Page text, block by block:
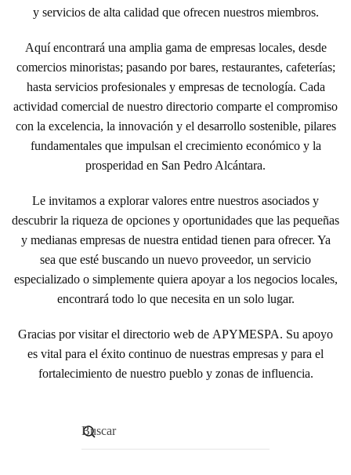
y servicios de alta calidad que ofrecen nuestros miembros.
Aquí encontrará una amplia gama de empresas locales, desde
comercios minoristas; pasando por bares, restaurantes, cafeterías;
hasta servicios profesionales y empresas de tecnología. Cada
actividad comercial de nuestro directorio comparte el compromiso
con la excelencia, la innovación y el desarrollo sostenible, pilares
fundamentales que impulsan el crecimiento económico y la
prosperidad en San Pedro Alcántara.
Le invitamos a explorar valores entre nuestros asociados y
descubrir la riqueza de opciones y oportunidades que las pequeñas
y medianas empresas de nuestra entidad tienen para ofrecer. Ya
sea que esté buscando un nuevo proveedor, un servicio
especializado o simplemente quiera apoyar a los negocios locales,
encontrará todo lo que necesita en un solo lugar.
Gracias por visitar el directorio web de APYMESPA. Su apoyo
es vital para el éxito continuo de nuestras empresas y para el
fortalecimiento de nuestro pueblo y zonas de influencia.